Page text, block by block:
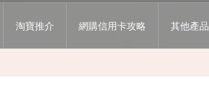
淘寶推介 網購信用卡攻略 其他產品